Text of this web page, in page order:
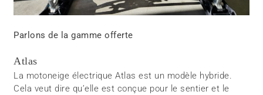
Parlons de la gamme offerte
Atlas
La motoneige électrique Atlas est un modèle hybride.
Cela veut dire qu’elle est conçue pour le sentier et le